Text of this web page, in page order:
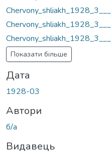
Показати більше
Дата
1928-03
Автори
б/а
Видавець